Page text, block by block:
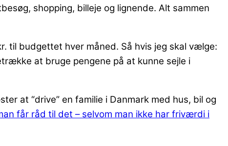
shopping, billeje og lignende. Alt sammen
til budgettet hver måned. Så hvis jeg skal vælge:
at bruge pengene på at kunne sejle i
at “drive” en familie i Danmark med hus, bil og
får råd til det – selvom man ikke har friværdi i